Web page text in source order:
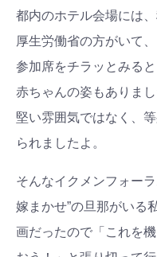
都内のホテル会場には
厚生労働省の方がいて
参加席をチラッとみる
赤ちゃんの姿もありま
堅い雰囲気ではなく、
られましたよ。
そんなイクメンフォー
嫁まかせ”の旦那がいる
画だったので「これを